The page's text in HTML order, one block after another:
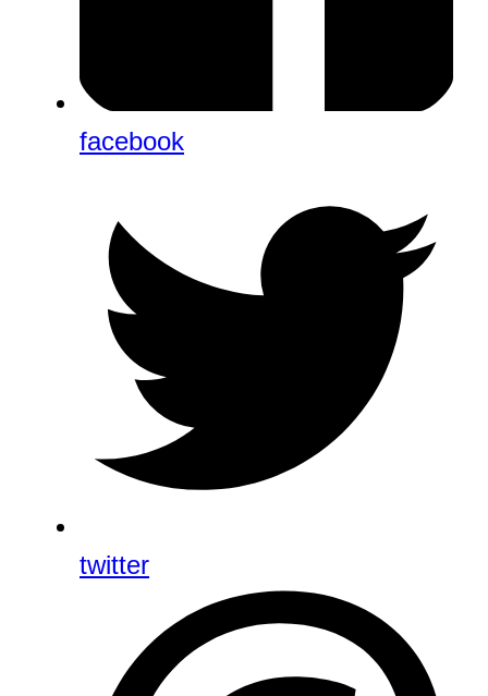
facebook
twitter